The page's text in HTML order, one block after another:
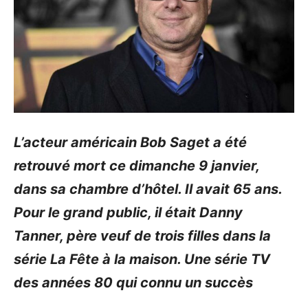
L’acteur américain Bob Saget a été
retrouvé mort ce dimanche 9 janvier,
dans sa chambre d’hôtel. Il avait 65 ans.
Pour le grand public, il était Danny
Tanner, père veuf de trois filles dans la
série La Fête à la maison. Une série TV
des années 80 qui connu un succès